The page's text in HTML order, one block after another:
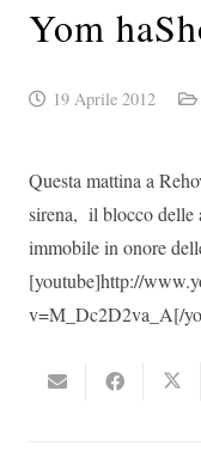
Yom
19 Aprile 2012
Questa mattina a
sirena, il blocco delle
immobile in onore
[youtube]http://
v=M_Dc2D2va_A[/